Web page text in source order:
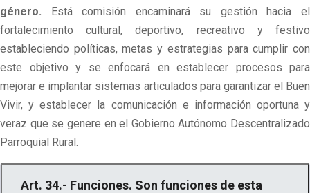
género. Está comisión encaminará su gestión hacia el
fortalecimiento cultural, deportivo, recreativo y festivo
estableciendo políticas, metas y estrategias para cumplir con
este objetivo y se enfocará en establecer procesos para
mejorar e implantar sistemas articulados para garantizar el Buen
Vivir, y establecer la comunicación e información oportuna y
veraz que se genere en el Gobierno Autónomo Descentralizado
Parroquial Rural.
Art. 34.- Funciones. Son funciones de esta